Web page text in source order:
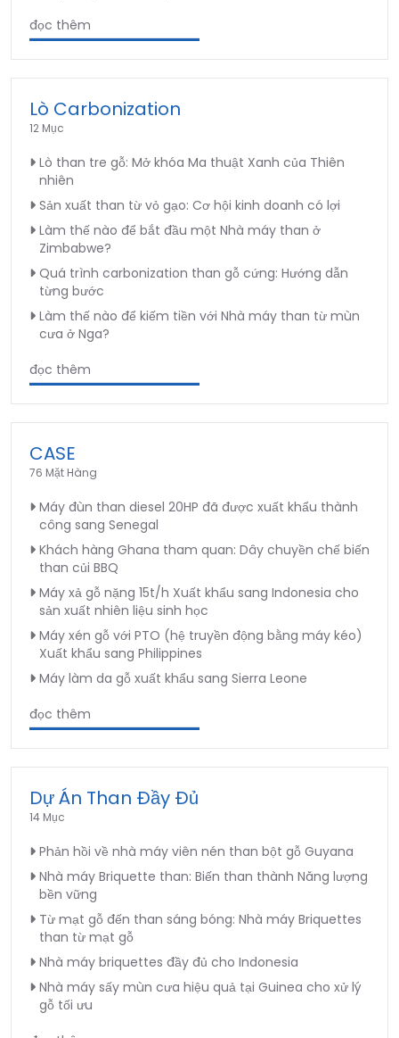
đọc thêm
Lò Carbonization
12 Mục
Lò than tre gỗ: Mở khóa Ma thuật Xanh của Thiên
nhiên
Sản xuất than từ vỏ gạo: Cơ hội kinh doanh có lợi
Làm thế nào để bắt đầu một Nhà máy than ở
Zimbabwe?
Quá trình carbonization than gỗ cứng: Hướng dẫn
từng bước
Làm thế nào để kiếm tiền với Nhà máy than từ mùn
cưa ở Nga?
đọc thêm
CASE
76 Mặt Hàng
Máy đùn than diesel 20HP đã được xuất khẩu thành
công sang Senegal
Khách hàng Ghana tham quan: Dây chuyền chế biến
than củi BBQ
Máy xả gỗ nặng 15t/h Xuất khẩu sang Indonesia cho
sản xuất nhiên liệu sinh học
Máy xén gỗ với PTO (hệ truyền động bằng máy kéo)
Xuất khẩu sang Philippines
Máy làm da gỗ xuất khẩu sang Sierra Leone
đọc thêm
Dự Án Than Đầy Đủ
14 Mục
Phản hồi về nhà máy viên nén than bột gỗ Guyana
Nhà máy Briquette than: Biến than thành Năng lượng
bền vững
Từ mạt gỗ đến than sáng bóng: Nhà máy Briquettes
than từ mạt gỗ
Nhà máy briquettes đầy đủ cho Indonesia
Nhà máy sấy mùn cưa hiệu quả tại Guinea cho xử lý
gỗ tối ưu